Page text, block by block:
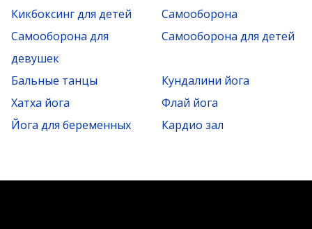
Кикбоксинг для детей
Самооборона
Самооборона для
девушек
Самооборона для детей
Бальные танцы
Кундалини йога
Хатха йога
Флай йога
Йога для беременных
Кардио зал